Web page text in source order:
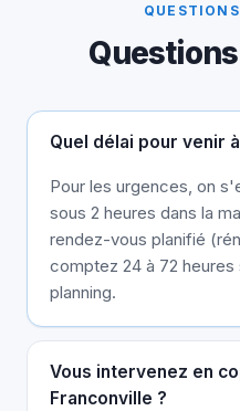
Quel délai pour venir
Pour les urgences, on
sous 2 heures dans la
rendez-vous planifié
comptez 24 à 72
planning.
Vous intervenez en
Franconville ?